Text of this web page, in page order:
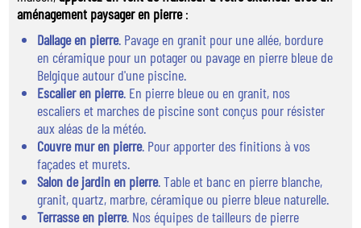
aménagement paysager en pierre:
Dallage en pierre. Pavage en granit pour une allée, bordure
en céramique pour un potager ou pavage en pierre bleue de
Belgique autour d'une piscine.
Escalier en pierre. En pierre bleue ou en granit, nos
escaliers et marches de piscine sont conçus pour résister
aux aléas de la météo.
Couvre mur en pierre. Pour apporter des finitions à vos
façades et murets.
Salon de jardin en pierre. Table et banc en pierre blanche,
granit, quartz, marbre, céramique ou pierre bleue naturelle.
Terrasse en pierre. Nos équipes de tailleurs de pierre